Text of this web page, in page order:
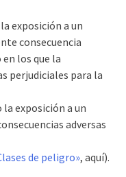
exposición a un
consecuencia
los que la
perjudiciales para la
la exposición a un
adversas
de peligro», aquí).